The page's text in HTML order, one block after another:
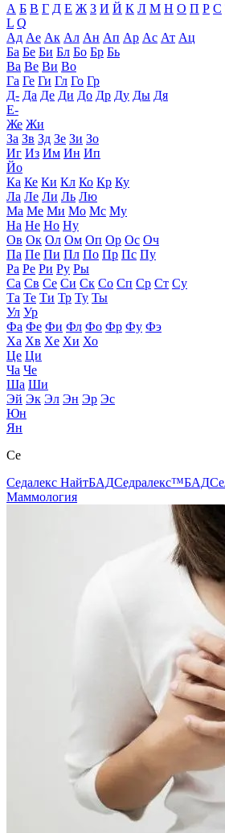
А Б В Г Д Е Ж З И Й К Л М Н О П Р С
L Q
Ад Ае Ак Ал Ан Ап Ар Ас Ат Ац
Ба Бе Би Бл Бо Бр Бь
Ва Ве Ви Во
Га Ге Ги Гл Го Гр
Д- Да Де Ди До Др Ду Ды Дя
Е-
Же Жи
За Зв Зд Зе Зи Зо
Иг Из Им Ин Ип
Йо
Ка Ке Ки Кл Ко Кр Ку
Ла Ле Ли Ль Лю
Ма Ме Ми Мо Мс Му
На Не Но Ну
Ов Ок Ол Ом Оп Ор Ос Оч
Па Пе Пи Пл По Пр Пс Пу
Ра Ре Ри Ру Ры
Са Св Се Си Ск Со Сп Ср Ст Су
Та Те Ти Тр Ту Ты
Ул Ур
Фа Фе Фи Фл Фо Фр Фу Фэ
Ха Хв Хе Хи Хо
Це Ци
Ча Че
Ша Ши
Эй Эк Эл Эн Эр Эс
Юн
Ян
Се
Седалекс НайтБАДСедралекс™БАД
Маммология